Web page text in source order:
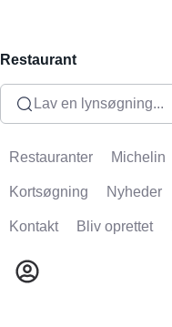
Restaurant
Lav en lynsøgning...
Restauranter Michelin
Kortsøgning Nyheder
Kontakt Bliv oprettet